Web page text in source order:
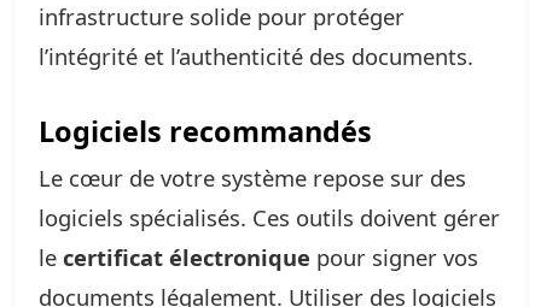
infrastructure solide pour protéger
l’intégrité et l’authenticité des documents.
Logiciels recommandés
Le cœur de votre système repose sur des
logiciels spécialisés. Ces outils doivent gérer
le certificat électronique pour signer vos
documents légalement. Utiliser des logiciels